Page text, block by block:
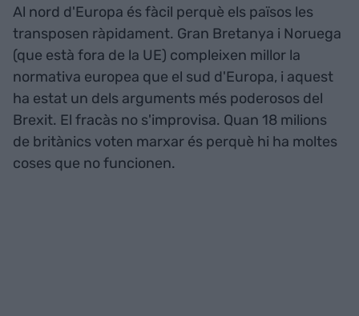
Al nord d'Europa és fàcil perquè els països les
transposen ràpidament. Gran Bretanya i Noruega
(que està fora de la UE) compleixen millor la
normativa europea que el sud d'Europa, i aquest
ha estat un dels arguments més poderosos del
Brexit. El fracàs no s'improvisa. Quan 18 milions
de britànics voten marxar és perquè hi ha moltes
coses que no funcionen.